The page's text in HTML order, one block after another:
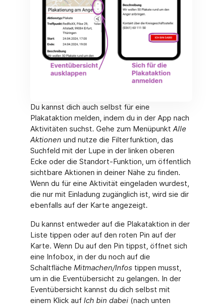
Du kannst dich auch selbst für eine
Plakataktion melden, indem du in der App nach
Aktivitäten suchst. Gehe zum Menüpunkt Alle
Aktionen und nutze die Filterfunktion, das
Suchfeld mit der Lupe in der linken oberen
Ecke oder die Standort-Funktion, um öffentlich
sichtbare Aktionen in deiner Nähe zu finden.
Wenn du für eine Aktivität eingeladen wurdest,
die nur mit Einladung zugänglich ist, wird sie dir
ebenfalls auf der Karte angezeigt.
Du kannst entweder auf die Plakataktion in der
Liste tippen oder auf den roten Pin auf der
Karte. Wenn Du auf den Pin tippst, öffnet sich
eine Infobox, in der du noch auf die
Schaltfläche Mitmachen/Infostippen musst,
um in die Eventübersicht zu gelangen. In der
Eventübersicht kannst du dich selbst mit
einem Klick auf Ich bin dabei(nach unten